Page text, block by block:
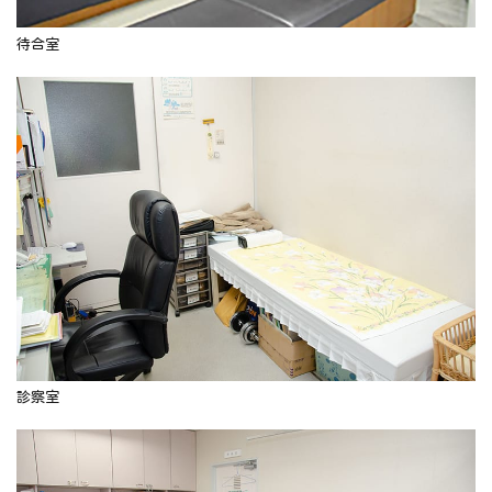
待合室
診察室